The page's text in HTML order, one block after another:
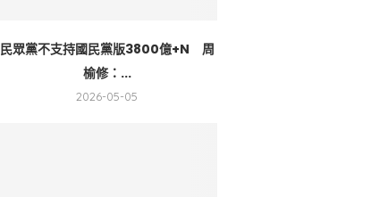
民眾黨不支持國民黨版3800億+N 周
榆修：...
2026-05-05